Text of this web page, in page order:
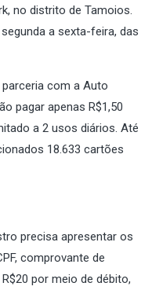
no distrito de Tamoios.
a sexta-feira, das
com a Auto
pagar apenas R$1,50
a 2 usos diários. Até
18.633 cartões
precisa apresentar os
comprovante de
por meio de débito,